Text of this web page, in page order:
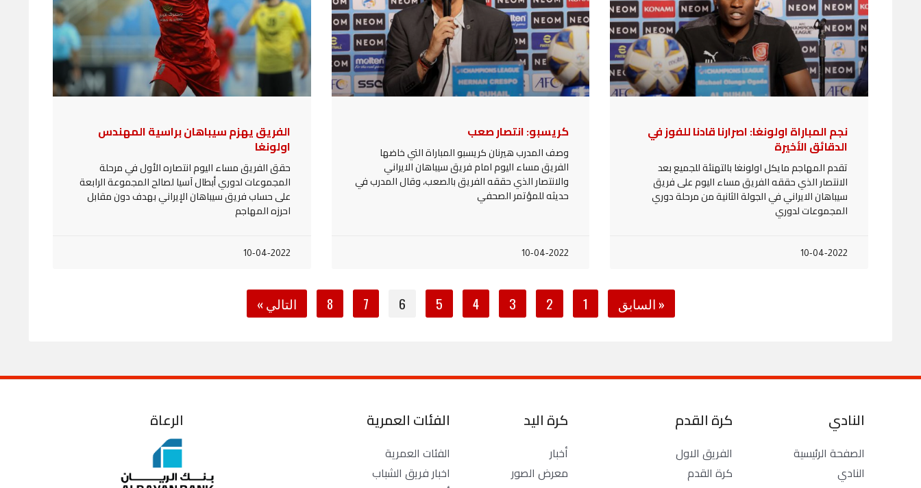
نجم المباراة اولونغا: اصرارنا قادنا للفوز في
الدقائق الأخيرة
تقدم المهاجم مايكل اولونغا بالتهنئة للجميع بعد
الانتصار الذي حققه الفريق مساء اليوم على فريق
سيباهان الايراني في الجولة الثانية من مرحلة دوري
المجموعات لدوري
10-04-2022
كريسبو: انتصار صعب
وصف المدرب هيرنان كريسبو المباراة التي خاضها
الفريق مساء اليوم امام فريق سيباهان الايراني
والانتصار الذي حققه الفريق بالصعب، وقال المدرب في
حديثه للمؤتمر الصحفي
10-04-2022
الفريق يهزم سيباهان براسية المهندس
اولونغا
حقق الفريق مساء اليوم انتصاره الأول في مرحلة
المجموعات لدوري أبطال آسيا لصالح المجموعة الرابعة
على حساب فريق سيباهان الإيراني بهدف دون مقابل
احرزه المهاجم
10-04-2022
« السابق 1
2
3
4
5
6
7
8 التالي »
النادي
الصفحة الرئيسية
النادي
كرة القدم
الفريق الاول
كرة القدم
كرة اليد
أخبار
معرض الصور
الفئات العمرية
الفئات العمرية
اخبار فريق الشباب
الرعاة